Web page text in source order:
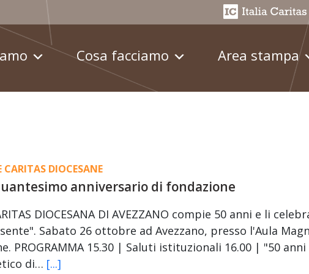
Cosa facciamo Area stampa
CARITAS DIOCESANE
anniversario di fondazione
DIOCESANA DI AVEZZANO compie 50 anni e li
Sabato 26 ottobre ad Avezzano, presso l'Aula
PROGRAMMA 15.30 | Saluti istituzionali 16.00 | "50
di… [...]